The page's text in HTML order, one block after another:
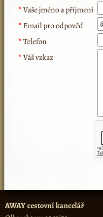
*Vaše jméno a příjmení
* Email pro odpověď
*Telefon
*Váš vzkaz
AWAY cestovní kancelář